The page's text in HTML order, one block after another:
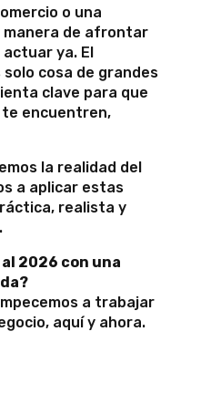
o una
manera de afrontar
ya. El
cosa de grandes
clave para que
encuentren,
la realidad del
a aplicar estas
realista y
2026 con una
a trabajar
aquí y ahora.